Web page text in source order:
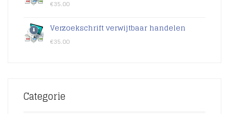
€35.00
Verzoekschrift verwijtbaar handelen
€35.00
Categorie